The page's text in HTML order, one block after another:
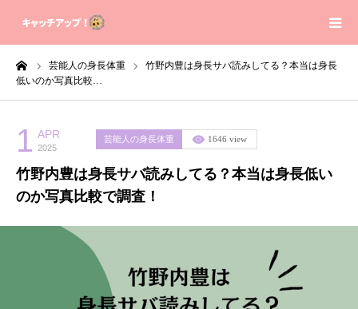
芸能人の身長体重
竹野内豊は身長サバ読みしてる？本当は身長
低いのか写真比較…
1 APR
2025
芸能人の身長体重 1646 view
竹野内豊は身長サバ読みしてる？本当は身長低い
のか写真比較で調査！
Home
Privacy Policy
About us
芸能人の身長体重